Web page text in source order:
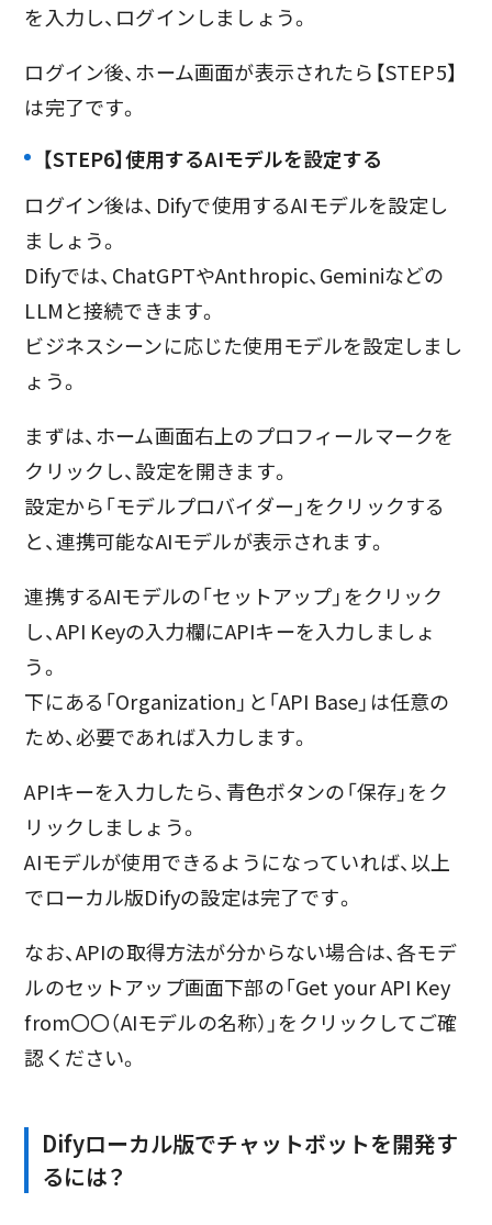
を入力し、ログインしましょう。
ログイン後、ホーム画面が表示されたら【STEP5】
は完了です。
【STEP6】使用するAIモデルを設定する
ログイン後は、Difyで使用するAIモデルを設定し
ましょう。
Difyでは、ChatGPTやAnthropic、Geminiなどの
LLMと接続できます。
ビジネスシーンに応じた使用モデルを設定しまし
ょう。
まずは、ホーム画面右上のプロフィールマークを
クリックし、設定を開きます。
設定から「モデルプロバイダー」をクリックする
と、連携可能なAIモデルが表示されます。
連携するAIモデルの「セットアップ」をクリック
し、API Keyの入力欄にAPIキーを入力しましょ
う。
下にある「Organization」と「API Base」は任意の
ため、必要であれば入力します。
APIキーを入力したら、青色ボタンの「保存」をク
リックしましょう。
AIモデルが使用できるようになっていれば、以上
でローカル版Difyの設定は完了です。
なお、APIの取得方法が分からない場合は、各モデ
ルのセットアップ画面下部の「Get your API Key
from〇〇（AIモデルの名称）」をクリックしてご確
認ください。
Difyローカル版でチャットボットを開発す
るには？